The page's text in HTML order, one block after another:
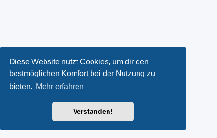
Diese Website nutzt Cookies, um dir den
bestmöglichen Komfort bei der Nutzung zu
bieten. Mehr erfahren
Verstanden!